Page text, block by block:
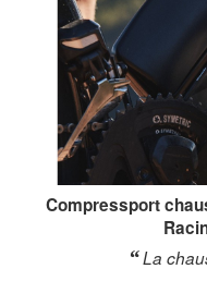
Compressport
La